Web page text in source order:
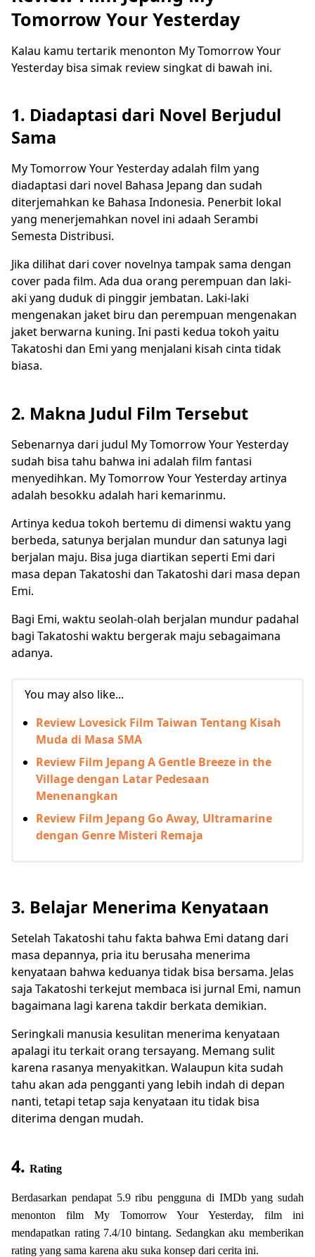
Tomorrow Your Yesterday
Kalau kamu tertarik menonton My Tomorrow Your
Yesterday bisa simak review singkat di bawah ini.
1. Diadaptasi dari Novel Berjudul
Sama
My Tomorrow Your Yesterday adalah film yang
diadaptasi dari novel Bahasa Jepang dan sudah
diterjemahkan ke Bahasa Indonesia. Penerbit lokal
yang menerjemahkan novel ini adaah Serambi
Semesta Distribusi.
Jika dilihat dari cover novelnya tampak sama dengan
cover pada film. Ada dua orang perempuan dan laki-
aki yang duduk di pinggir jembatan. Laki-laki
mengenakan jaket biru dan perempuan mengenakan
jaket berwarna kuning. Ini pasti kedua tokoh yaitu
Takatoshi dan Emi yang menjalani kisah cinta tidak
biasa.
2. Makna Judul Film Tersebut
Sebenarnya dari judul My Tomorrow Your Yesterday
sudah bisa tahu bahwa ini adalah film fantasi
menyedihkan. My Tomorrow Your Yesterday artinya
adalah besokku adalah hari kemarinmu.
Artinya kedua tokoh bertemu di dimensi waktu yang
berbeda, satunya berjalan mundur dan satunya lagi
berjalan maju. Bisa juga diartikan seperti Emi dari
masa depan Takatoshi dan Takatoshi dari masa depan
Emi.
Bagi Emi, waktu seolah-olah berjalan mundur padahal
bagi Takatoshi waktu bergerak maju sebagaimana
adanya.
You may also like...
Review Lovesick Film Taiwan Tentang Kisah
Muda di Masa SMA
Review Film Jepang A Gentle Breeze in the
Village dengan Latar Pedesaan
Menenangkan
Review Film Jepang Go Away, Ultramarine
dengan Genre Misteri Remaja
3. Belajar Menerima Kenyataan
Setelah Takatoshi tahu fakta bahwa Emi datang dari
masa depannya, pria itu berusaha menerima
kenyataan bahwa keduanya tidak bisa bersama. Jelas
saja Takatoshi terkejut membaca isi jurnal Emi, namun
bagaimana lagi karena takdir berkata demikian.
Seringkali manusia kesulitan menerima kenyataan
apalagi itu terkait orang tersayang. Memang sulit
karena rasanya menyakitkan. Walaupun kita sudah
tahu akan ada pengganti yang lebih indah di depan
nanti, tetapi tetap saja kenyataan itu tidak bisa
diterima dengan mudah.
4. Rating
Berdasarkan pendapat 5.9 ribu pengguna di IMDb yang sudah
menonton film My Tomorrow Your Yesterday, film ini
mendapatkan rating 7.4/10 bintang. Sedangkan aku memberikan
rating yang sama karena aku suka konsep dari cerita ini.